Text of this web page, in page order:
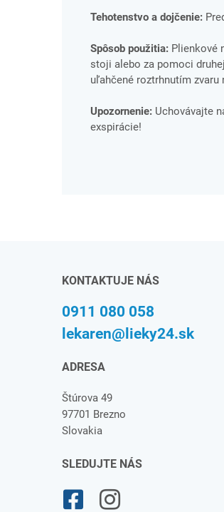
Tehotenstvo a dojčenie:
Spôsob použitia: Plienkové
stoji alebo za pomoci
uľahčené roztrhnutím
Upozornenie: Uchovávajte
exspirácie!
KONTAKTUJE NÁS
0911 080 058
lekaren@lieky24.sk
ADRESA
Štúrova 49
97701 Brezno
Slovakia
SLEDUJTE NÁS